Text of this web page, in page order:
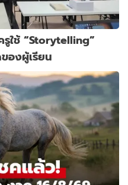
ใช้ “Storytelling”
องผู้เรียน